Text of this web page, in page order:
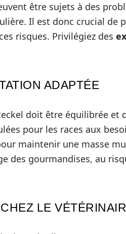
être sujets à des
Il est donc crucial de
risques. Privilégiez des
ADAPTÉE
doit être équilibrée et
pour les races aux
maintenir une masse
des gourmandises, au
LE